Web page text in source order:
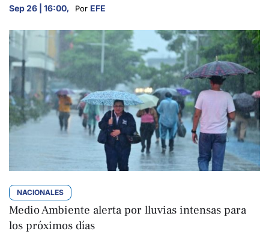
Sep 26 | 16:00, Por EFE
NACIONALES
Medio Ambiente alerta por lluvias intensas para
los próximos días